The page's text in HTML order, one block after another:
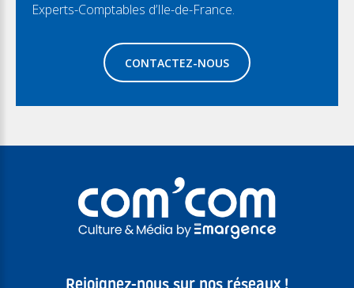
Experts-Comptables d’Ile-de-France.
CONTACTEZ-NOUS